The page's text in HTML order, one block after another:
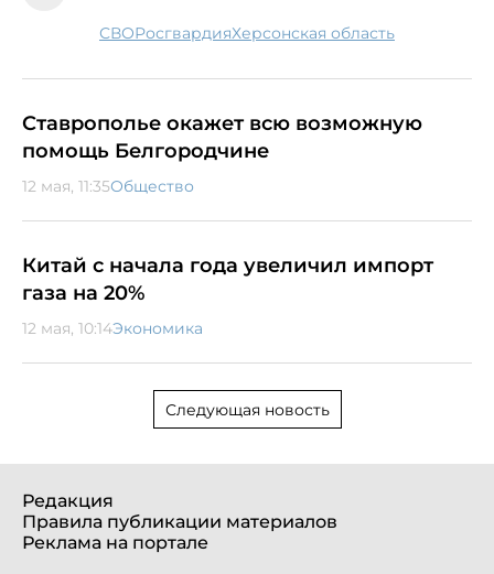
СВО Росгвардия Херсонская область
Ставрополье окажет всю возможную
помощь Белгородчине
12 мая, 11:35Общество
Китай с начала года увеличил импорт
газа на 20%
12 мая, 10:14Экономика
Следующая новость
Редакция
Правила публикации материалов
Реклама на портале